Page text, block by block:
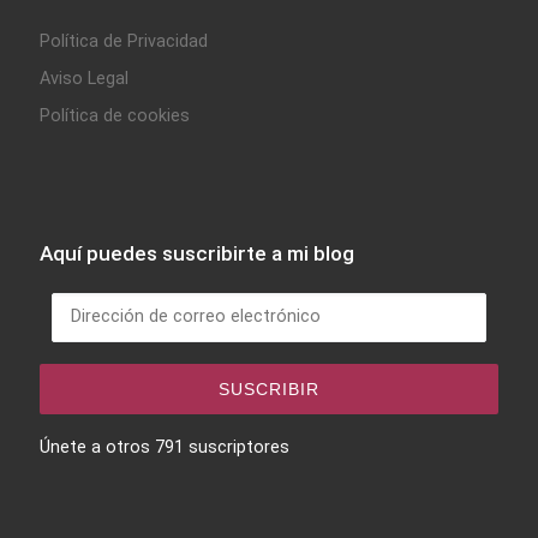
Política de Privacidad
Aviso Legal
Política de cookies
Aquí puedes suscribirte a mi blog
Dirección de correo electrónico
SUSCRIBIR
Únete a otros 791 suscriptores